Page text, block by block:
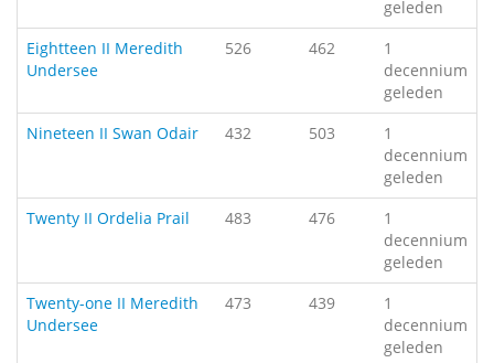
geleden
Eightteen II Meredith
Undersee
526 462
1
decennium
geleden
Nineteen II Swan Odair
432 503
1
decennium
geleden
Twenty II Ordelia Prail
483 476
1
decennium
geleden
Twenty-one II Meredith
Undersee
473 439
1
decennium
geleden